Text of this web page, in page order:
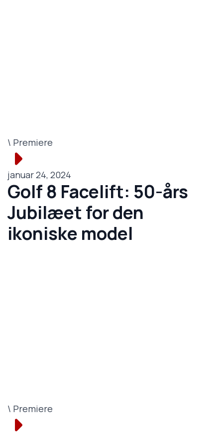
\ Premiere
januar 24, 2024
Golf 8 Facelift: 50-års
Jubilæet for den
ikoniske model
\ Premiere